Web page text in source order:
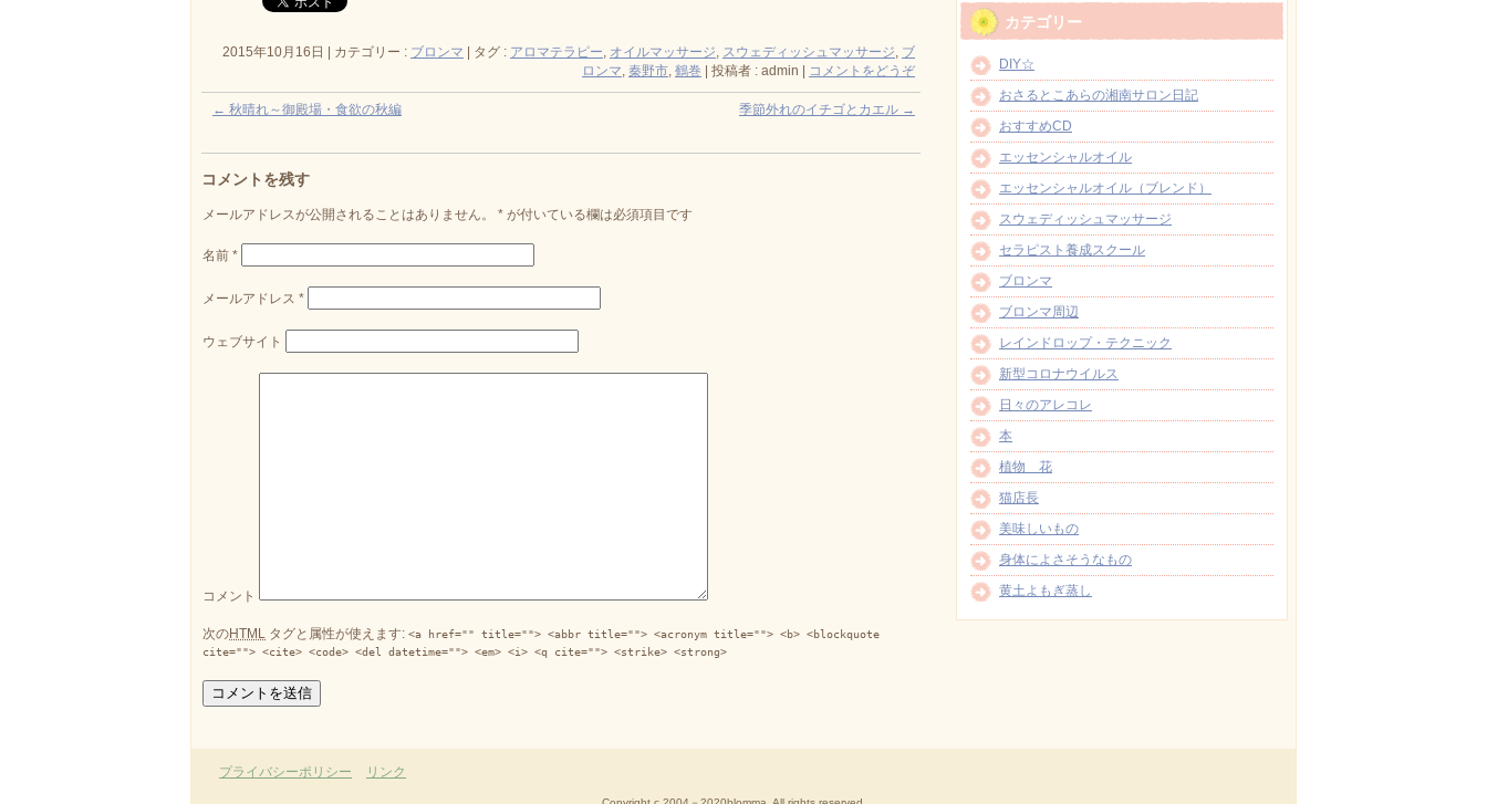
2015年10月16日 カテゴリー : ブロンマ タグ : アロマテラピー, オイルマッサージ, スウェディッシュマッサージ, ブ
ロンマ, 秦野市, 鶴巻 投稿者 : admin コメントをどうぞ
← 秋晴れ～御殿場・食欲の秋編 季節外れのイチゴとカエル →
コメントを残す
メールアドレスが公開されることはありません。* が付いている欄は必須項目です
名前*
メールアドレス*
ウェブサイト
コメント
次のHTML タグと属性が使えます:<a href="" title=""> <abbr title=""> <acronym title=""> <b> <blockquote
cite=""> <cite> <code> <del datetime=""> <em> <i> <q cite=""> <strike> <strong>
カテゴリー
DIY☆
おさるとこあらの湘南サロン日記
おすすめCD
エッセンシャルオイル
エッセンシャルオイル（ブレンド）
スウェディッシュマッサージ
セラピスト養成スクール
ブロンマ
ブロンマ周辺
レインドロップ・テクニック
新型コロナウイルス
日々のアレコレ
本
植物 花
猫店長
美味しいもの
身体によさそうなもの
黄土よもぎ蒸し
プライバシーポリシー リンク